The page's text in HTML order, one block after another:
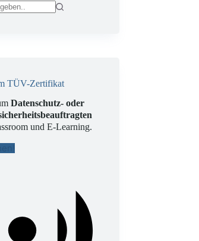
TÜV-Zertifikat
Datenschutz- oder
und E-Learning.